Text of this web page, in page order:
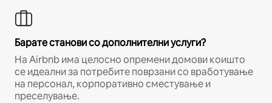
Барате станови со дополнителни услуги?
На Airbnb има целосно опремени домови коишто
се идеални за потребите поврзани со вработување
на персонал, корпоративно сместување и
преселување.